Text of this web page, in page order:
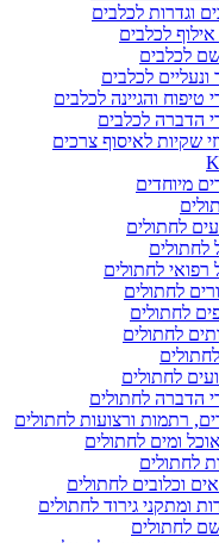
וגדרות לכלבים
אילוף לכלבים
לכלבים
ונעליים לכלבים
טיפוח והגיינה לכלבים
הדברה לכלבים
שקיות לאיסוף צרכים
מיוחדים
לחתולים
לחתולים
רפואי לחתולים
לחתולים
לחתולים
לחתולים
לחתולים
הדברה לחתולים
רתמות ורצועות לחתולים
ומים לחתולים
לחתולים
וכלובים לחתולים
ומתקני גירוד לחתולים
לחתולים